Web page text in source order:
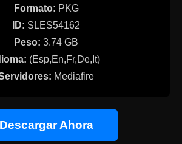
Formato: PKG
ID: SLES54162
Peso: 3.74 GB
(Esp,En,Fr,De,It)
Mediafire
Descargar Ahora